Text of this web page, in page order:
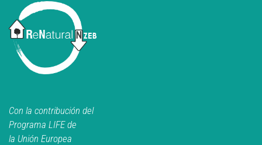
Con la contribución del
Programa LIFE de
la Unión Europea